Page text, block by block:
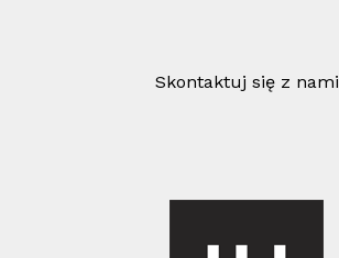
Skontaktuj się z nami